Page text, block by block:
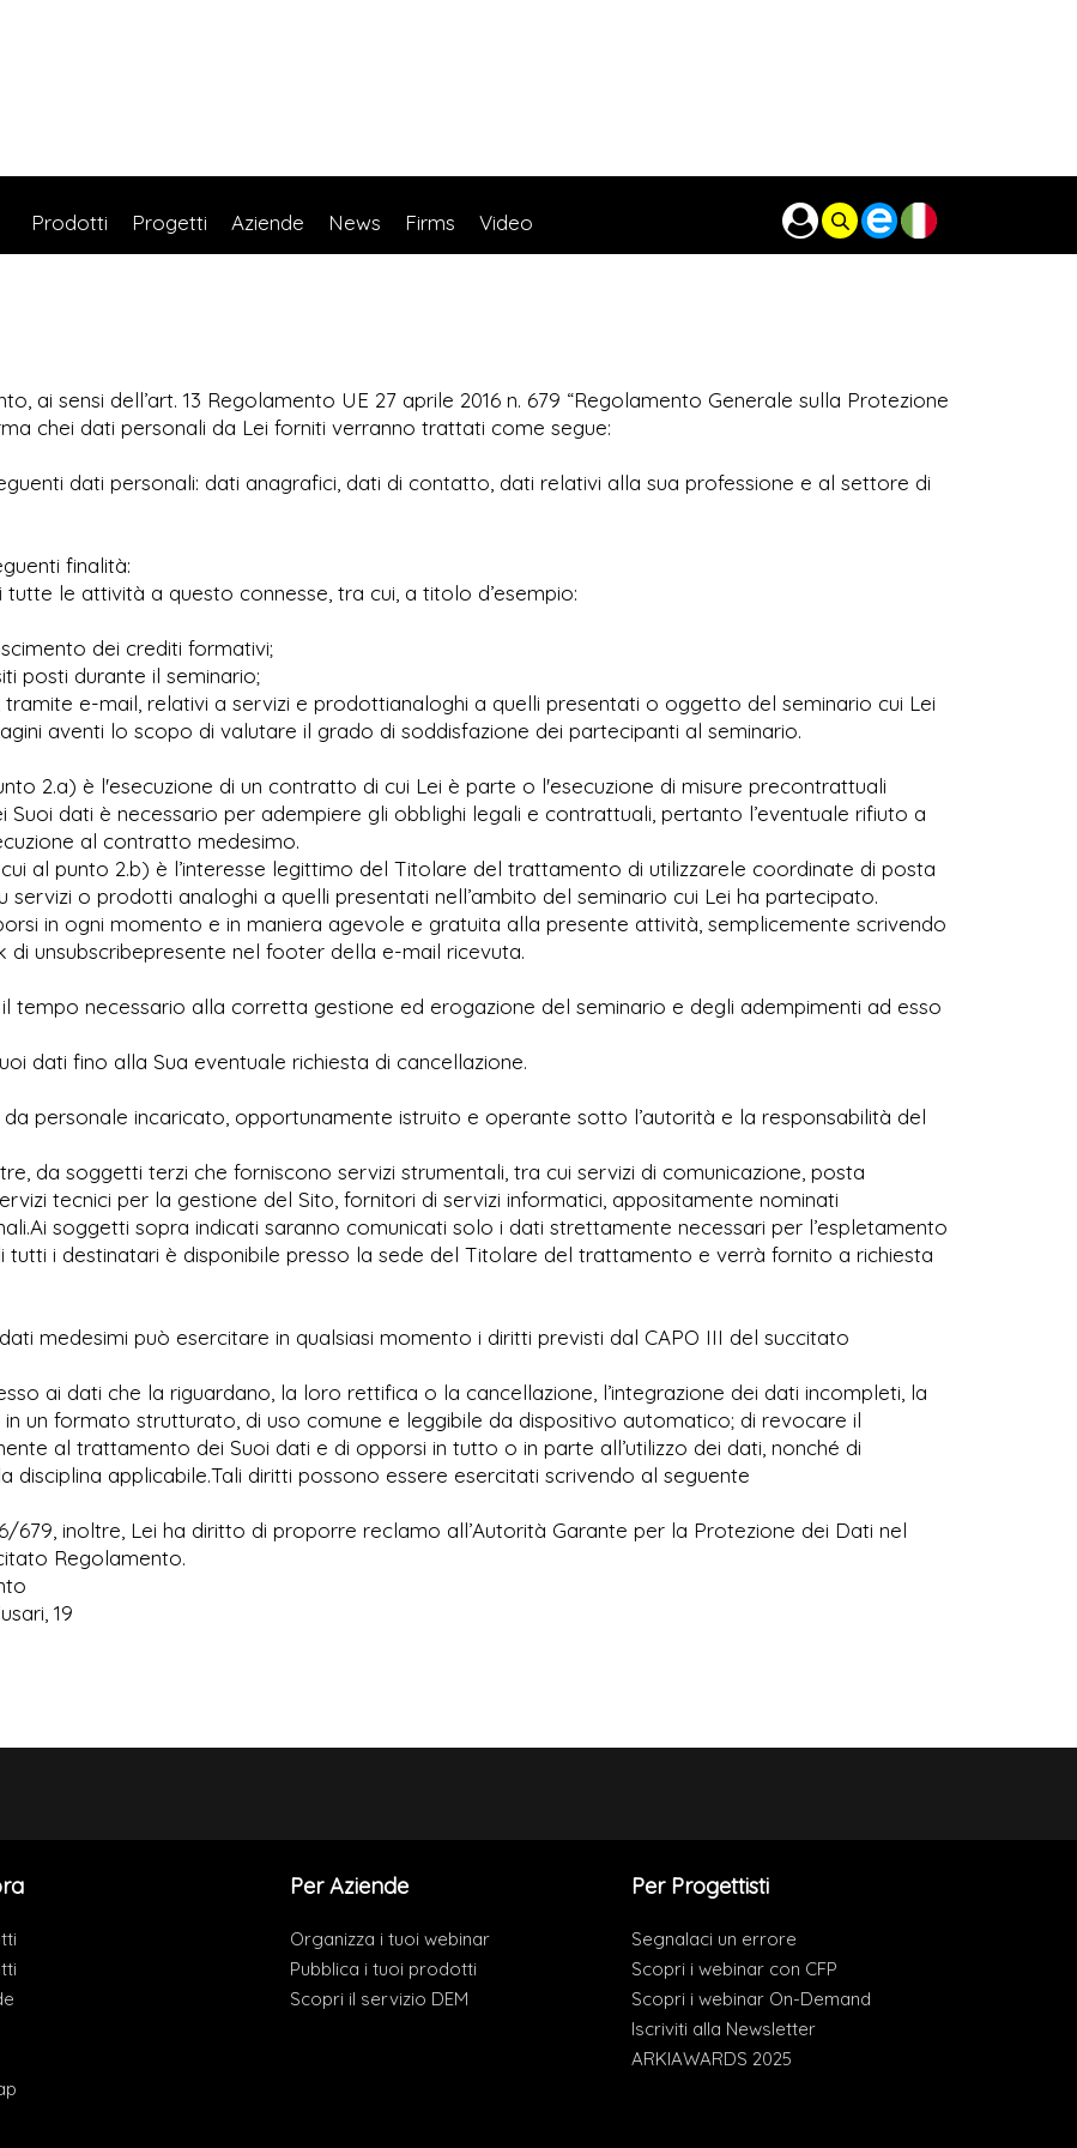
Prodotti Progetti Aziende News Firms Video
ai sensi dell’art. 13 Regolamento UE 27 aprile 2016 n. 679 “Regolamento Generale sulla Protezione
chei dati personali da Lei forniti verranno trattati come segue:
dati personali: dati anagrafici, dati di contatto, dati relativi alla sua professione e al settore di
finalità:
le attività a questo connesse, tra cui, a titolo d’esempio:
dei crediti formativi;
posti durante il seminario;
e-mail, relativi a servizi e prodottianaloghi a quelli presentati o oggetto del seminario cui Lei
aventi lo scopo di valutare il grado di soddisfazione dei partecipanti al seminario.
2.a) è l'esecuzione di un contratto di cui Lei è parte o l'esecuzione di misure precontrattuali
dati è necessario per adempiere gli obblighi legali e contrattuali, pertanto l’eventuale rifiuto a
al contratto medesimo.
al punto 2.b) è l’interesse legittimo del Titolare del trattamento di utilizzarele coordinate di posta
o prodotti analoghi a quelli presentati nell’ambito del seminario cui Lei ha partecipato.
in ogni momento e in maniera agevole e gratuita alla presente attività, semplicemente scrivendo
di unsubscribepresente nel footer della e-mail ricevuta.
tempo necessario alla corretta gestione ed erogazione del seminario e degli adempimenti ad esso
dati fino alla Sua eventuale richiesta di cancellazione.
personale incaricato, opportunamente istruito e operante sotto l’autorità e la responsabilità del
da soggetti terzi che forniscono servizi strumentali, tra cui servizi di comunicazione, posta
tecnici per la gestione del Sito, fornitori di servizi informatici, appositamente nominati
soggetti sopra indicati saranno comunicati solo i dati strettamente necessari per l’espletamento
tutti i destinatari è disponibile presso la sede del Titolare del trattamento e verrà fornito a richiesta
medesimi può esercitare in qualsiasi momento i diritti previsti dal CAPO III del succitato
ai dati che la riguardano, la loro rettifica o la cancellazione, l’integrazione dei dati incompleti, la
un formato strutturato, di uso comune e leggibile da dispositivo automatico; di revocare il
al trattamento dei Suoi dati e di opporsi in tutto o in parte all’utilizzo dei dati, nonché di
disciplina applicabile.Tali diritti possono essere esercitati scrivendo al seguente
679, inoltre, Lei ha diritto di proporre reclamo all’Autorità Garante per la Protezione dei Dati nel
Regolamento.
19
Per Aziende
Organizza i tuoi webinar
Pubblica i tuoi prodotti
Scopri il servizio DEM
Per Progettisti
Segnalaci un errore
Scopri i webinar con CFP
Scopri i webinar On-Demand
Iscriviti alla Newsletter
ARKIAWARDS 2025